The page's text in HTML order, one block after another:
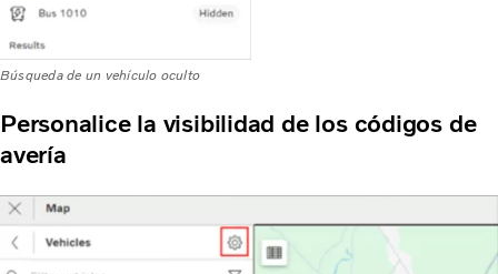
Búsqueda de un vehículo oculto
Personalice la visibilidad de los códigos de
avería